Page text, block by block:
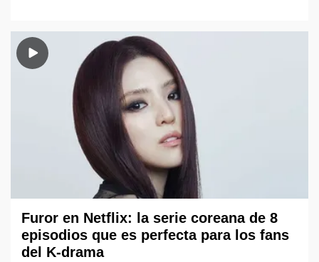
Furor en Netflix: la serie coreana de 8
episodios que es perfecta para los fans
del K-drama